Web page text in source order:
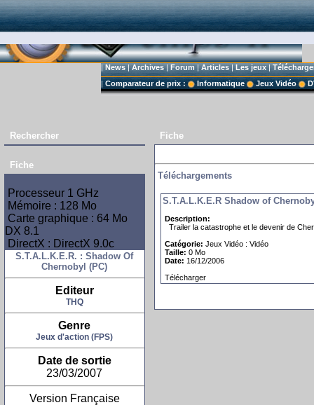
|News|Archives|Forum|Articles|Les jeux|
| Comparateur de prix : Informatique Jeux Vidéo
Rechercher
Fiche
Processeur 1 GHz
Mémoire : 128 Mo
Carte graphique : 64 Mo
DX 8.1
DirectX : DirectX 9.0c
S.T.A.L.K.E.R. : Shadow Of
Chernobyl (PC)
Editeur
THQ
Genre
Jeux d'action (FPS)
Date de sortie
23/03/2007
Version Française
Fiche
Téléchargements
S.T.A.L.K.E.R Shadow of
Description:
Trailer la catastrophe et le devenir de
Catégorie: Jeux Vidéo : Vidéo
Taille: 0 Mo
Date: 16/12/2006
Télécharger